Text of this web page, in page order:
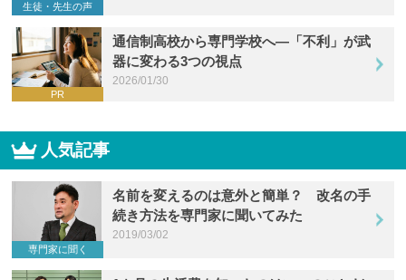
生徒・先生の声
PR
通信制高校から専門学校へ―「不利」が武
器に変わる3つの視点
2026/01/30
人気記事
専門家に聞く
名前を変えるのは意外と簡単？ 改名の手
続き方法を専門家に聞いてみた
2019/03/02